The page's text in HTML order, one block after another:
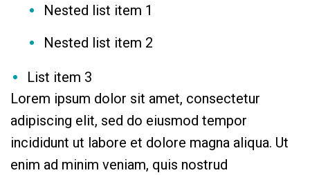
Nested list item 1
Nested list item 2
List item 3
Lorem ipsum dolor sit amet, consectetur
adipiscing elit, sed do eiusmod tempor
incididunt ut labore et dolore magna aliqua. Ut
enim ad minim veniam, quis nostrud